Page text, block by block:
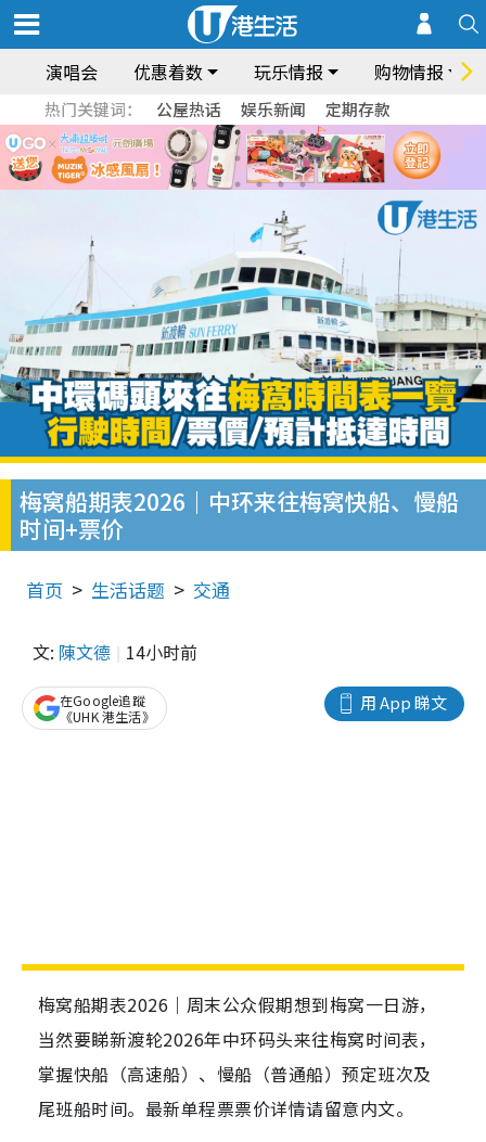
演唱会 优惠着数 玩乐情报 购物情报
热门关键词： 公屋热话 娱乐新闻 定期存款
梅窝船期表2026｜中环来往梅窝快船、慢船
时间+票价
首页 生活话题 交通
文: 陳文德 14小时前
用 App 睇文
在Google追蹤
《UHK 港生活》
梅窝船期表2026｜周末公众假期想到梅窝一日游，
当然要睇新渡轮2026年中环码头来往梅窝时间表，
掌握快船（高速船）、慢船（普通船）预定班次及
尾班船时间。最新单程票票价详情请留意内文。